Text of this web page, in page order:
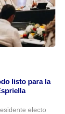
listo para la
electo